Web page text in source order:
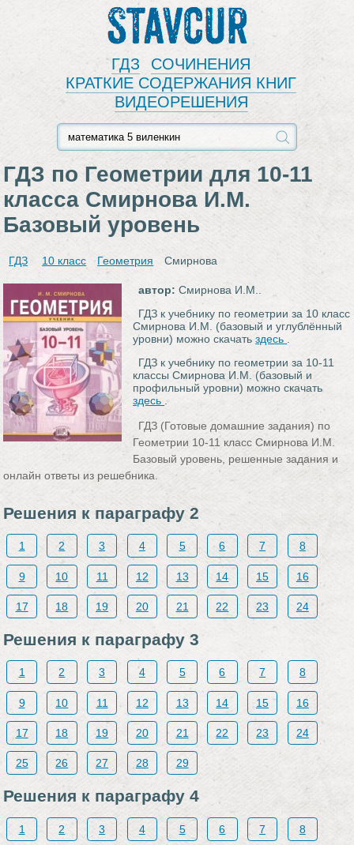
Stavcur
ГДЗ
СОЧИНЕНИЯ
КРАТКИЕ СОДЕРЖАНИЯ КНИГ
ВИДЕОРЕШЕНИЯ
ГДЗ по Геометрии для 10‐11
класса Смирнова И.М.
Базовый уровень
ГДЗ 10 класс Геометрия Смирнова
автор:Смирнова И.М..
ГДЗ к учебнику по геометрии за 10 класс
Смирнова И.М. (базовый и углублённый
уровни) можно скачатьздесь
ГДЗ к учебнику по геометрии за 10-11
классы Смирнова И.М. (базовый и
профильный уровни) можно скачать
здесь .
ГДЗ (Готовые домашние задания) по
Геометрии 10‐11 класс Смирнова И.М.
Базовый уровень, решенные задания и
онлайн ответы из решебника.
Решения к параграфу 2
1 2 3 4 5 6 7 8
9 10 11 12 13 14 15 16
17 18 19 20 21 22 23 24
Решения к параграфу 3
1 2 3 4 5 6 7 8
9 10 11 12 13 14 15 16
17 18 19 20 21 22 23 24
25 26 27 28 29
Решения к параграфу 4
1 2 3 4 5 6 7 8